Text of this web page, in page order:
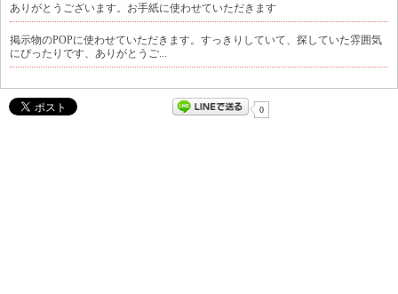
ありがとうございます。お手紙に使わせていただきます
掲示物のPOPに使わせていただきます。すっきりしていて、探していた雰囲気
にぴったりです、ありがとうご...
0